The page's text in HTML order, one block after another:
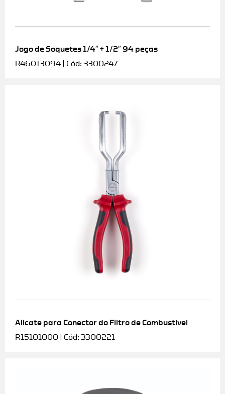
Jogo de Soquetes 1/4″ + 1/2″ 94 peças
R46013094 | Cód: 3300247
Alicate para Conector do Filtro de Combustível
R15101000 | Cód: 3300221